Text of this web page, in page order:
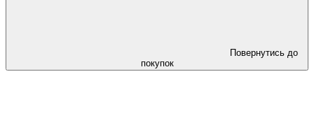
Повернутись до
покупок